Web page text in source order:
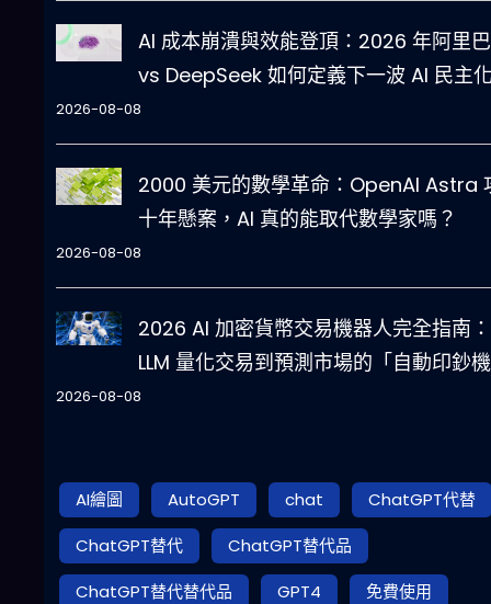
AI 成本崩潰與效能登頂：2026 年阿里
vs DeepSeek 如何定義下一波 AI 民主
2026-08-08
2000 美元的數學革命：OpenAI Astra
十年懸案，AI 真的能取代數學家嗎？
2026-08-08
2026 AI 加密貨幣交易機器人完全指南
LLM 量化交易到預測市場的「自動印鈔
2026-08-08
AI繪圖 AutoGPT chat
ChatGPT代替
ChatGPT替代
ChatGPT替代品
ChatGPT替代替代品
GPT4
免費使用